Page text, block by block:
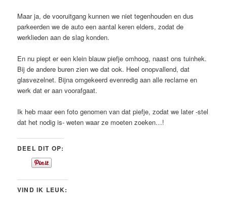
Maar ja, de vooruitgang kunnen we niet tegenhouden en dus
parkeerden we de auto een aantal keren elders, zodat de
werklieden aan de slag konden.
En nu piept er een klein blauw piefje omhoog, naast ons tuinhek.
Bij de andere buren zien we dat ook. Heel onopvallend, dat
glasvezelnet. Bijna omgekeerd evenredig aan alle reclame en
werk dat er aan voorafgaat.
Ik heb maar een foto genomen van dat piefje, zodat we later -stel
dat het nodig is- weten waar ze moeten zoeken…!
DEEL DIT OP:
VIND IK LEUK: